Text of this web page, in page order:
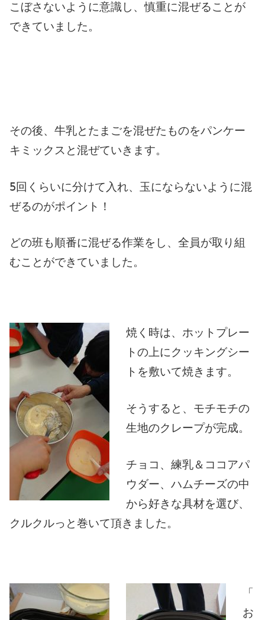
こぼさないように意識し、慎重に混ぜることが
できていました。
その後、牛乳とたまごを混ぜたものをパンケー
キミックスと混ぜていきます。
5回くらいに分けて入れ、玉にならないように混
ぜるのがポイント！
どの班も順番に混ぜる作業をし、全員が取り組
むことができていました。
焼く時は、ホットプレー
トの上にクッキングシー
トを敷いて焼きます。
そうすると、モチモチの
生地のクレープが完成。
チョコ、練乳＆ココアパ
ウダー、ハムチーズの中
から好きな具材を選び、
クルクルっと巻いて頂きました。
「
お